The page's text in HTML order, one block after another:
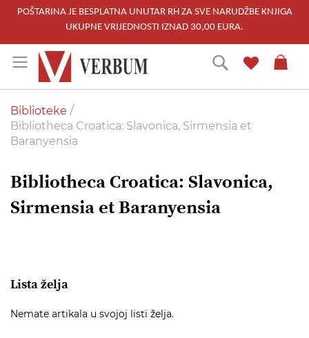
POŠTARINA JE BESPLATNA UNUTAR RH ZA SVE NARUDŽBE KNJIGA
UKUPNE VRIJEDNOSTI IZNAD 30,00 EURA.
to
Content
Traži
Biblioteke
Bibliotheca Croatica: Slavonica, Sirmensia et
Baranyensia
Bibliotheca Croatica: Slavonica,
Sirmensia et Baranyensia
Lista želja
Nemate artikala u svojoj listi želja.